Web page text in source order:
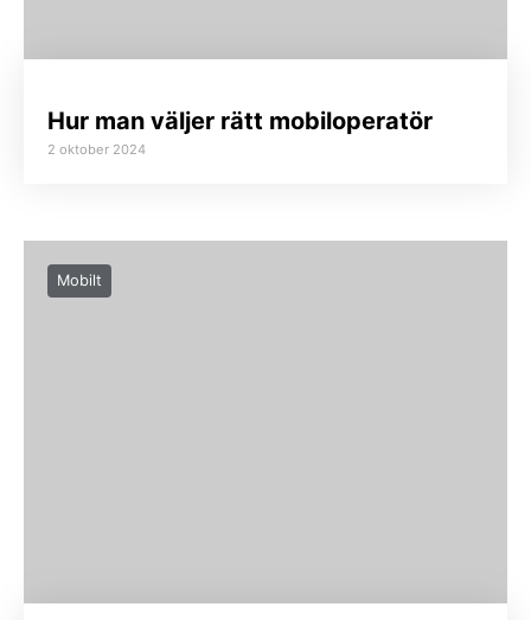
Hur man väljer rätt mobiloperatör
2 oktober 2024
Mobilt